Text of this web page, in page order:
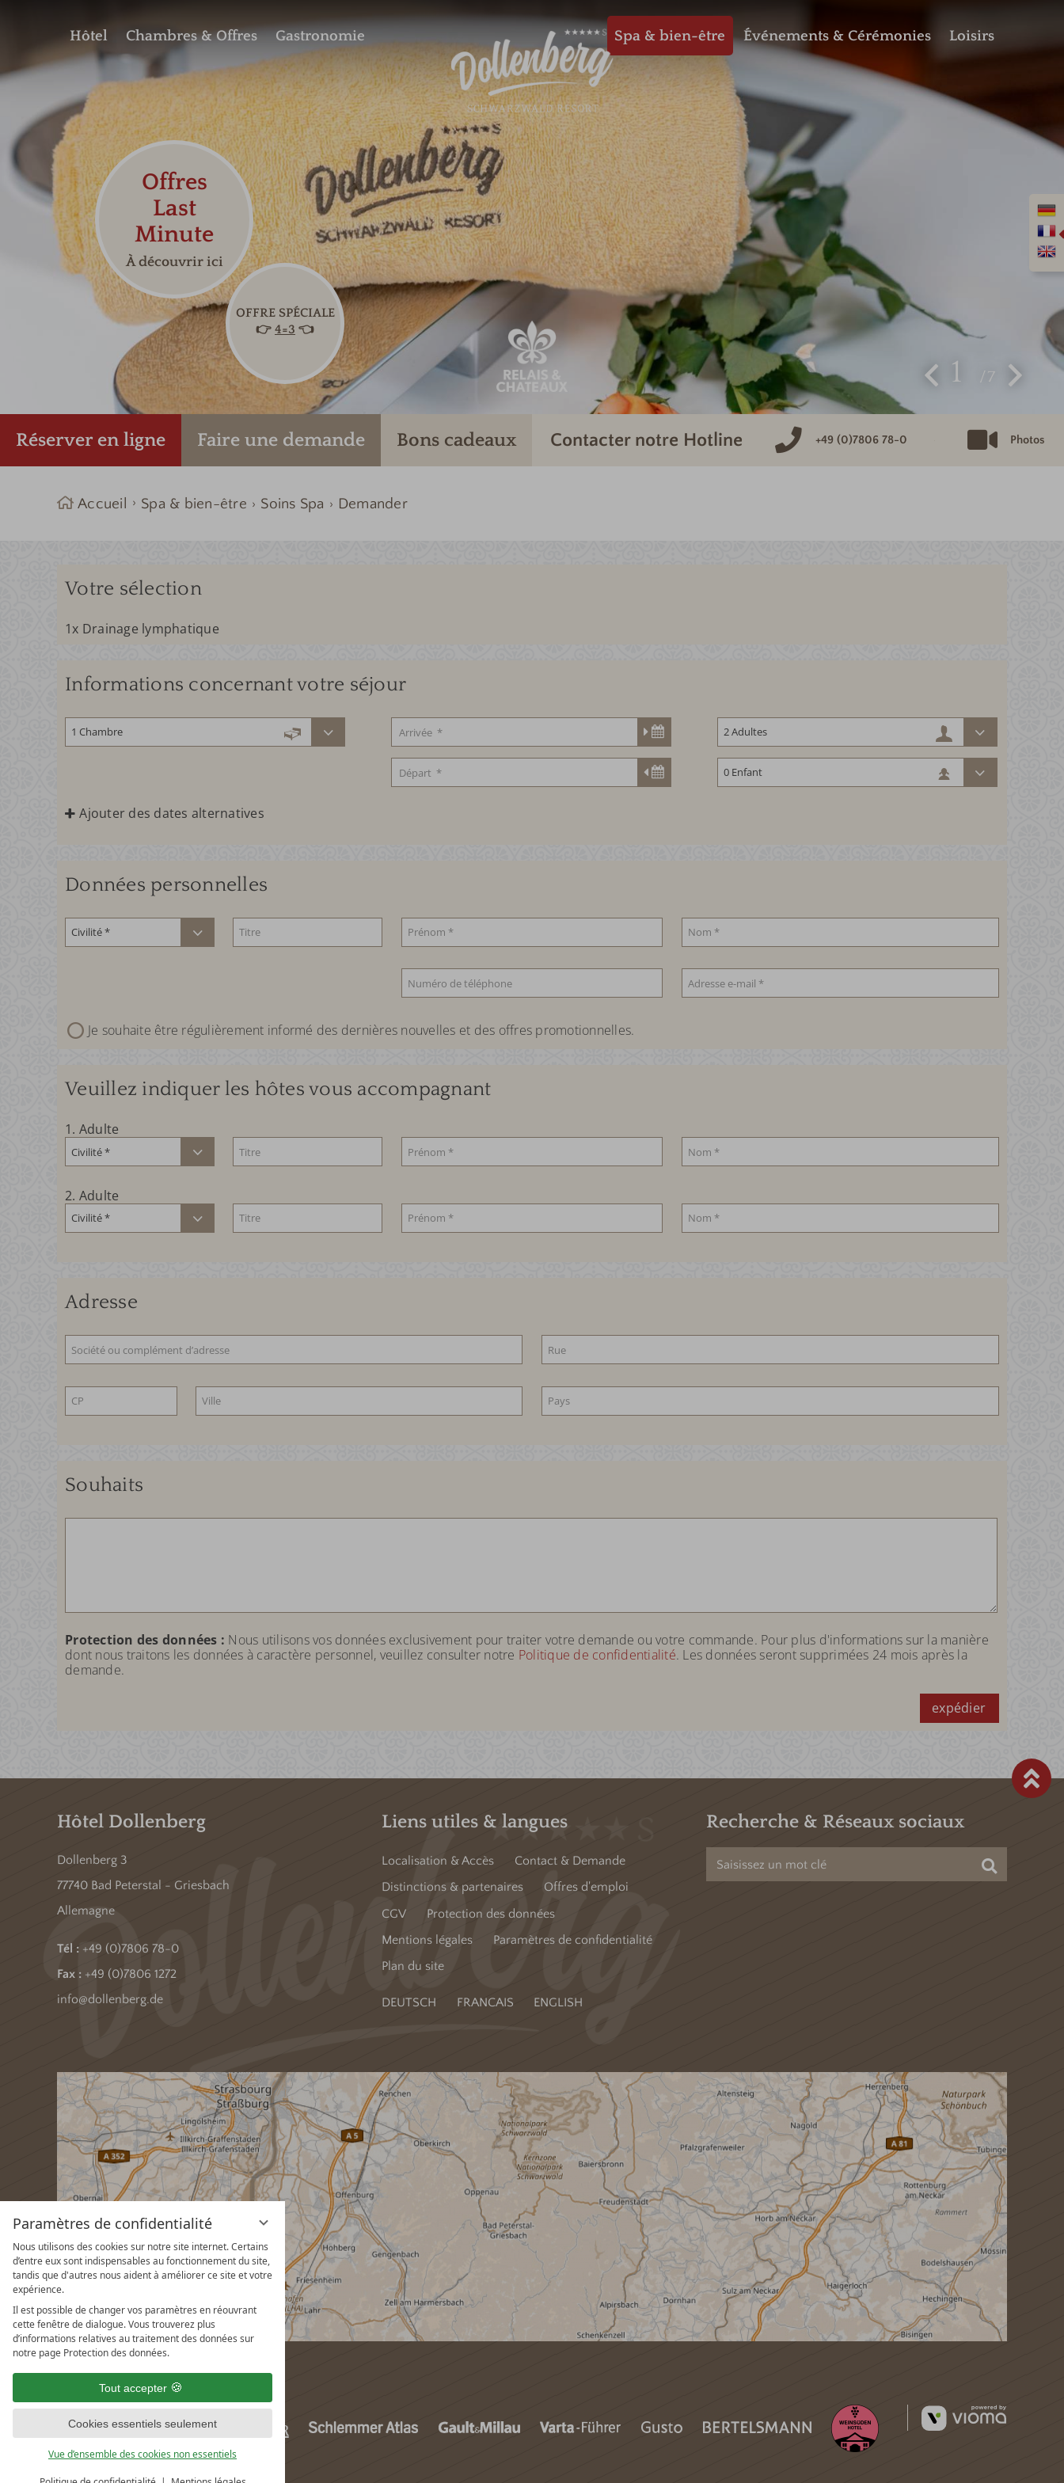
Paramètres de confidentialité
Nous utilisons des cookies sur notre site internet. Certains
d’entre eux sont indispensables au fonctionnement du site,
tandis que d'autres nous aident à améliorer ce site et votre
expérience.
Il est possible de changer vos paramètres en réouvrant
cette fenêtre de dialogue. Vous trouverez plus
d’informations relatives au traitement des données sur
notre page Protection des données.
Tout accepter
Cookies essentiels seulement
Vue d’ensemble des cookies non essentiels
Hôtel Chambres & Offres Gastronomie Spa & bien-être Événements & Cérémonies Loisirs
1 7
Réserver en ligne Faire unedemande Bons cadeaux Contacter notre Hotline +49 (0)7806 78-0 Photos
Offres
Last
Minute
À découvrir ici
OFFRE SPÉCIALE
👉 4=3 👈
Accueil Spa & bien-être Soins Spa Demander
Votre sélection
1x Drainage lymphatique
Informations concernant votre séjour
Ajouter des dates alternatives
Données personnelles
Je souhaite être régulièrement informé des dernières nouvelles et des offres promotionnelles.
Veuillez indiquer les hôtes vous accompagnant
1. Adulte
2. Adulte
Adresse
Souhaits
Protection des données : Nous utilisons vos données exclusivement pour traiter votre demande ou votre commande. Pour plus d'informations sur la manière
dont nous traitons les données à caractère personnel, veuillez consulter notre Politique de confidentialité. Les données seront supprimées 24 mois après la
demande.
expédier
Hôtel Dollenberg
Dollenberg 3
77740 Bad Peterstal - Griesbach
Allemagne
Tél : +49 (0)7806 78-0
Fax : +49 (0)7806 1272
info@dollenberg.de
Liens utiles & langues
Localisation & Accès
Contact & Demande
Distinctions & partenaires
Offres d'emploi
CGV
Protection des données
Mentions légales
Paramètres de confidentialité
Plan du site
DEUTSCH FRANCAIS ENGLISH
Recherche & Réseaux sociaux